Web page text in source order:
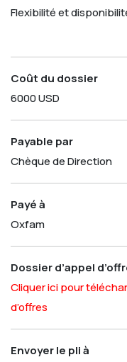
Flexibilité et
Coût du dossier
6000 USD
Payable par
Chèque de Direction
Payé à
Oxfam
Dossier d’appel
Cliquer ici pour
d’offres
Envoyer le pli à